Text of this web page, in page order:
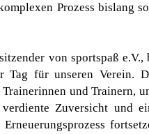
Prozess bislang
von sportspaß e.V.,
für unseren Verein.
und Trainern,
Zuversicht und